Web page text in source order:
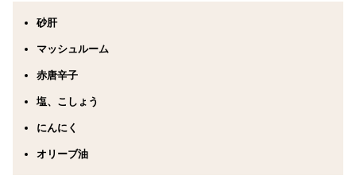
砂肝
マッシュルーム
赤唐辛子
塩、こしょう
にんにく
オリーブ油